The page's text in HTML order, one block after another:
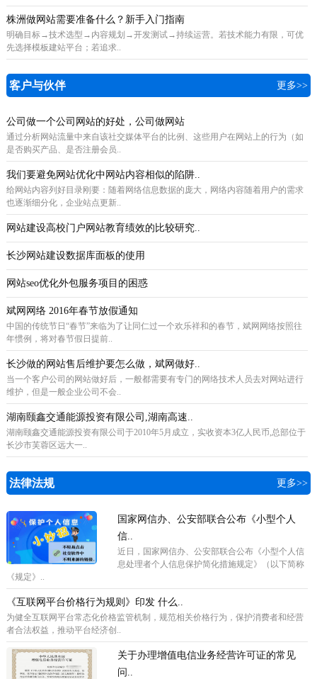
株洲做网站需要准备什么？新手入门指南
明确目标→技术选型→内容规划→开发测试→持续运营。若技术能力有限，可优
先选择模板建站平台；若追求..
客户与伙伴 更多>>
公司做一个公司网站的好处，公司做网站
通过分析网站流量中来自该社交媒体平台的比例、这些用户在网站上的行为（如
是否购买产品、是否注册会员..
我们要避免网站优化中网站内容相似的陷阱..
给网站内容列好目录刚要：随着网络信息数据的庞大，网络内容随着用户的需求
也逐渐细分化，企业站点更新..
网站建设高校门户网站教育绩效的比较研究..
长沙网站建设数据库面板的使用
网站seo优化外包服务项目的困惑
斌网网络 2016年春节放假通知
中国的传统节日“春节”来临为了让同仁过一个欢乐祥和的春节，斌网网络按照往
年惯例，将对春节假日提前..
长沙做的网站售后维护要怎么做，斌网做好..
当一个客户公司的网站做好后，一般都需要有专门的网络技术人员去对网站进行
维护，但是一般企业公司不会..
湖南颐鑫交通能源投资有限公司,湖南高速..
湖南颐鑫交通能源投资有限公司于2010年5月成立，实收资本3亿人民币,总部位于
长沙市芙蓉区远大一..
法律法规 更多>>
国家网信办、公安部联合公布《小型个人
信..
近日，国家网信办、公安部联合公布《小型个人信
息处理者个人信息保护简化措施规定》（以下简称
《规定》..
《互联网平台价格行为规则》印发 什么..
为健全互联网平台常态化价格监管机制，规范相关价格行为，保护消费者和经营
者合法权益，推动平台经济创..
关于办理增值电信业务经营许可证的常见
问..